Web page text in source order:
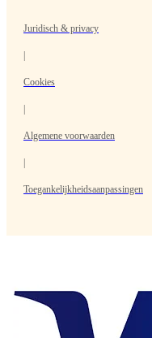
Juridisch & privacy
Cookies
Algemene voorwaarden
Toegankelijkheidsaanpassingen